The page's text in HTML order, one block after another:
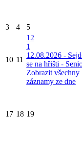
3 4 5
10 11
12
1
12.08.2026 -
se na hřišti -
Zobrazit všechny
záznamy ze dne
17 18 19